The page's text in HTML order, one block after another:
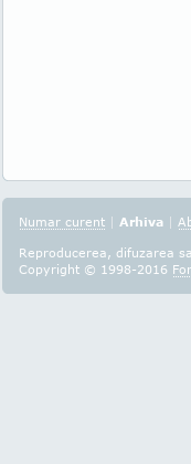
Numar curent | Arhiva |
Reproducerea, difuzarea
Copyright © 1998-2016